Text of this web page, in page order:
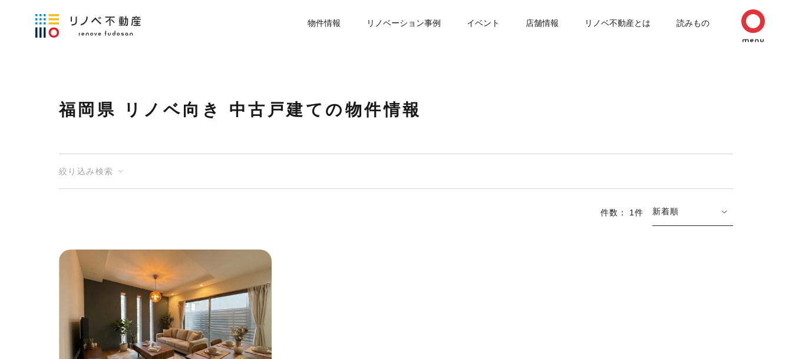
物件情報 リノベーション事例 イベント 店舗情報 リノベ不動産とは 読みもの
福岡県 リノベ向き 中古戸建ての物件情報
絞り込み検索
件数： 1件 新着順